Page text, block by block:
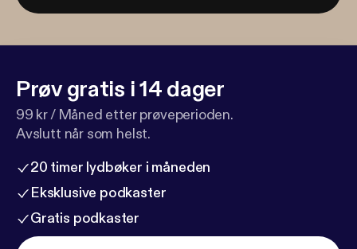
Prøv gratis i 14 dager
99 kr / Måned etter prøveperioden.
Avslutt når som helst.
20 timer lydbøker i måneden
Eksklusive podkaster
Gratis podkaster